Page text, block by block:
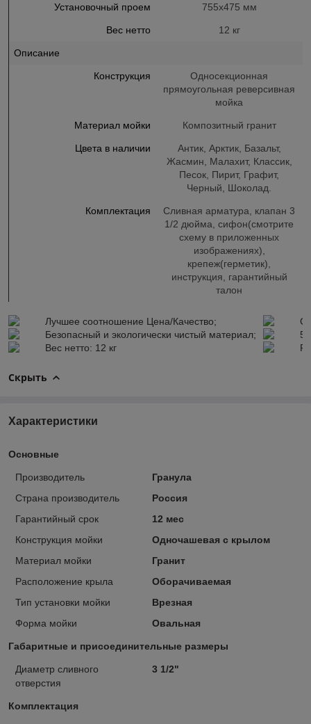
Установочный проем 755х475 мм
Вес нетто 12 кг
Описание
Конструкция
Односекционная
прямоугольная реверсивная
мойка
Материал мойки Композитный гранит
Цвета в наличии
Антик, Арктик, Базальт,
Жасмин, Малахит, Классик,
Песок, Пирит, Графит,
Черный, Шоколад.
Комплектация
Сливная арматура, клапан 3
1/2 дюйма, сифон(смотрите
схему в приложенных
изображениях),
крепеж(герметик),
инструкция, гарантийный
талон
Лучшее соотношение Цена/Качество;
Безопасный и экологически чистый материал;
5
Вес нетто: 12 кг
Скрыть
Характеристики
Основные
Производитель
Гранула
Страна производитель
Россия
Гарантийный срок
12 мес
Конструкция мойки
Одночашевая с крылом
Материал мойки
Гранит
Расположение крыла
Оборачиваемая
Тип установки мойки
Врезная
Форма мойки
Овальная
Габаритные и присоединительные размеры
Диаметр сливного
отверстия
3 1/2"
Комплектация